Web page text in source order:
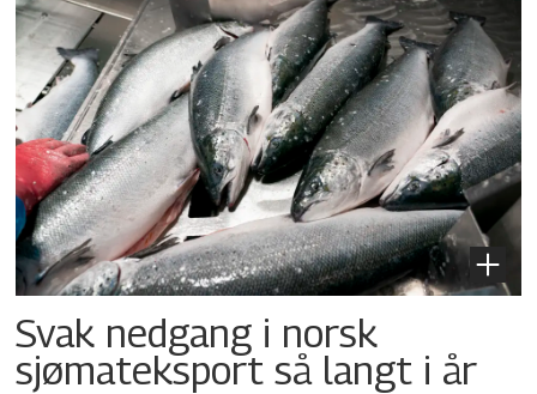
Svak nedgang i norsk
sjømateksport så langt i år